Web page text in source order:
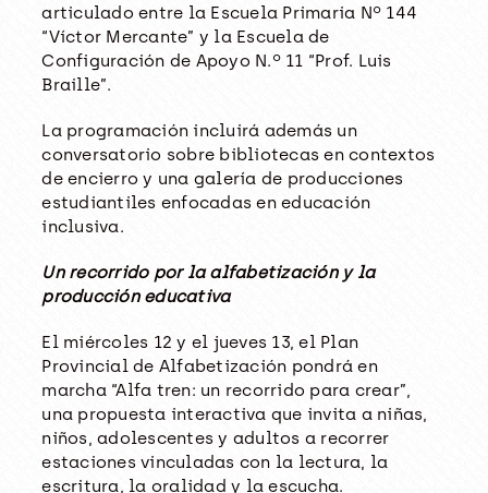
articulado entre la Escuela Primaria Nº 144
“Víctor Mercante” y la Escuela de
Configuración de Apoyo N.º 11 “Prof. Luis
Braille”.
La programación incluirá además un
conversatorio sobre bibliotecas en contextos
de encierro y una galería de producciones
estudiantiles enfocadas en educación
inclusiva.
Un recorrido por la alfabetización y la
producción educativa
El miércoles 12 y el jueves 13, el Plan
Provincial de Alfabetización pondrá en
marcha “Alfa tren: un recorrido para crear”,
una propuesta interactiva que invita a niñas,
niños, adolescentes y adultos a recorrer
estaciones vinculadas con la lectura, la
escritura, la oralidad y la escucha.